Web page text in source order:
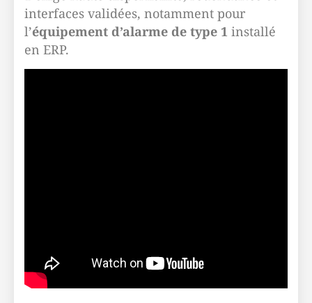
interfaces validées, notamment pour
l’équipement d’alarme de type 1 installé
en ERP.